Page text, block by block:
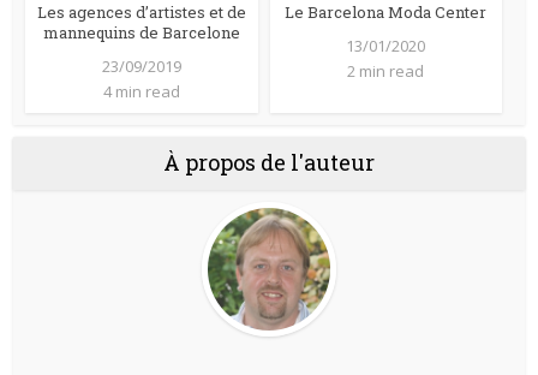
Les agences d’artistes et de
mannequins de Barcelone
23/09/2019
4 min read
Le Barcelona Moda Center
13/01/2020
2 min read
À propos de l'auteur